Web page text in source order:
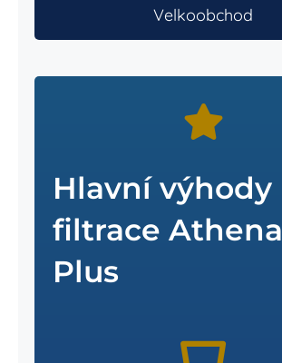
Velkoobchod
Hlavní výhody
filtrace Athena
Plus